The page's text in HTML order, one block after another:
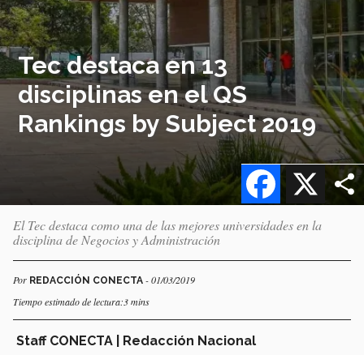
Tec destaca en 13
disciplinas en el QS
Rankings by Subject 2019
X
Facebook
El Tec destaca como una de las mejores universidades en la
disciplina de Negocios y Administración
Por REDACCIÓN CONECTA - 01/03/2019
Tiempo estimado de lectura:3 mins
Staff CONECTA | Redacción Nacional